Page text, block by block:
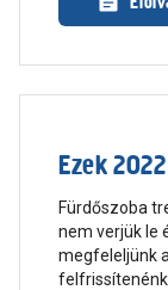
nélkül
Ezek
Fürdőszoba
nem verjük le
megfeleljünk